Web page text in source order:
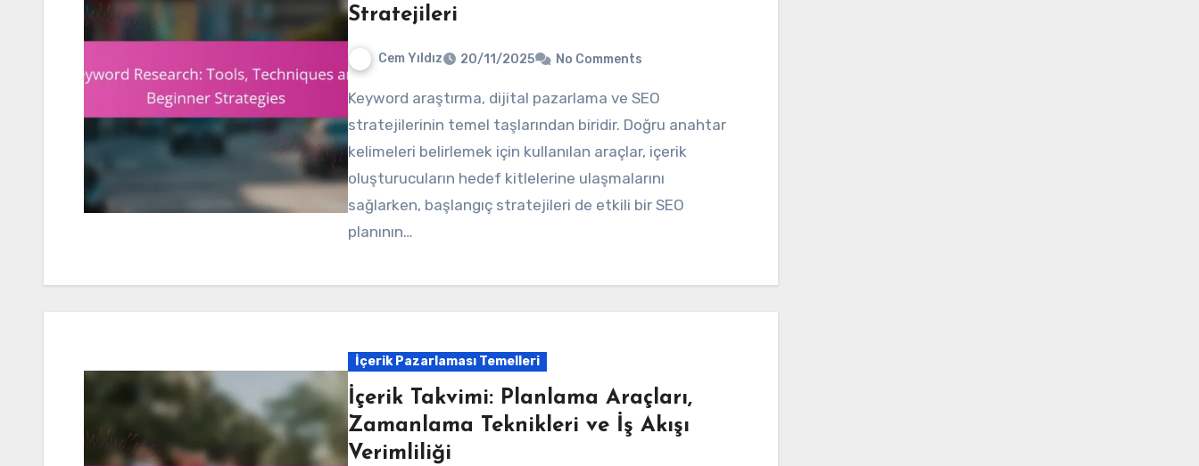
Stratejileri
Cem Yıldız 20/11/2025 No Comments
Keyword araştırma, dijital pazarlama ve SEO
stratejilerinin temel taşlarından biridir. Doğru anahtar
kelimeleri belirlemek için kullanılan araçlar, içerik
oluşturucuların hedef kitlelerine ulaşmalarını
sağlarken, başlangıç stratejileri de etkili bir SEO
planının…
İçerik Pazarlaması Temelleri
İçerik Takvimi: Planlama Araçları,
Zamanlama Teknikleri ve İş Akışı
Verimliliği